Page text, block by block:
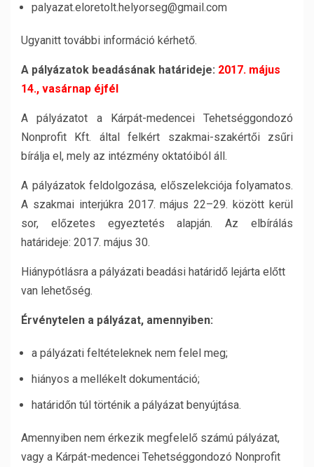
palyazat.eloretolt.helyorseg@gmail.com
Ugyanitt további információ kérhető.
A pályázatok beadásának határideje: 2017. május
14., vasárnap éjfél
A pályázatot a Kárpát-medencei Tehetséggondozó
Nonprofit Kft. által felkért szakmai-szakértői zsűri
bírálja el, mely az intézmény oktatóiból áll.
A pályázatok feldolgozása, előszelekciója folyamatos.
A szakmai interjúkra 2017. május 22–29. között kerül
sor, előzetes egyeztetés alapján. Az elbírálás
határideje: 2017. május 30.
Hiánypótlásra a pályázati beadási határidő lejárta előtt
van lehetőség.
Érvénytelen a pályázat, amennyiben:
a pályázati feltételeknek nem felel meg;
hiányos a mellékelt dokumentáció;
határidőn túl történik a pályázat benyújtása.
Amennyiben nem érkezik megfelelő számú pályázat,
vagy a Kárpát-medencei Tehetséggondozó Nonprofit